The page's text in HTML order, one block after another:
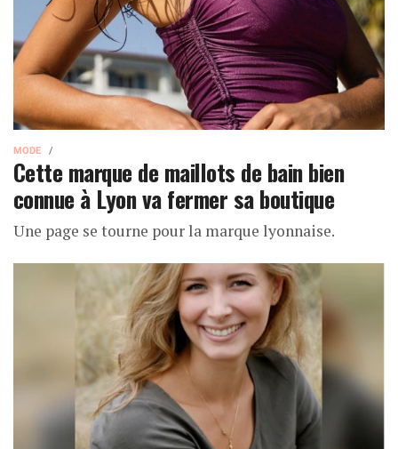
MODE
Cette marque de maillots de bain bien
connue à Lyon va fermer sa boutique
Une page se tourne pour la marque lyonnaise.